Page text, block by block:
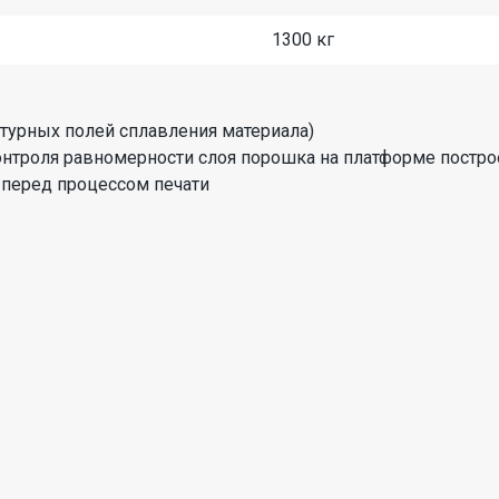
1300 кг
полей сплавления материала)
равномерности слоя порошка на платформе
процессом печати